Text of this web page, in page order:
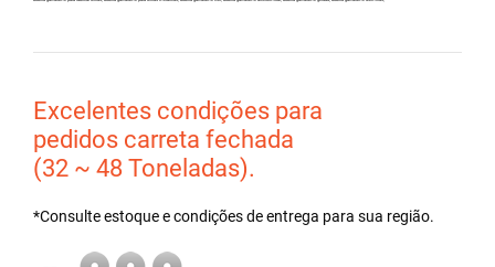
Excelentes condições para
pedidos carreta fechada
(32 ~ 48 Toneladas).
*Consulte estoque e condições de entrega para sua região.